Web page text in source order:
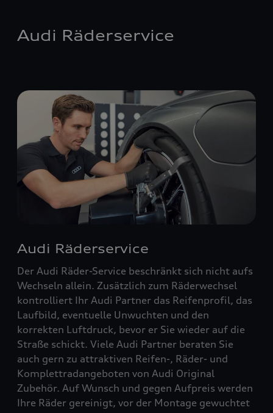
Audi Räderservice
Audi Räderservice
Der Audi Räder-Service beschränkt sich nicht aufs
Wechseln allein. Zusätzlich zum Räderwechsel
kontrolliert Ihr Audi Partner das Reifenprofil, das
Laufbild, eventuelle Unwuchten und den
korrekten Luftdruck, bevor er Sie wieder auf die
Straße schickt. Viele Audi Partner beraten Sie
auch gern zu attraktiven Reifen-, Räder- und
Komplettradangeboten von Audi Original
Zubehör. Auf Wunsch und gegen Aufpreis werden
Ihre Räder gereinigt, vor der Montage gewuchtet